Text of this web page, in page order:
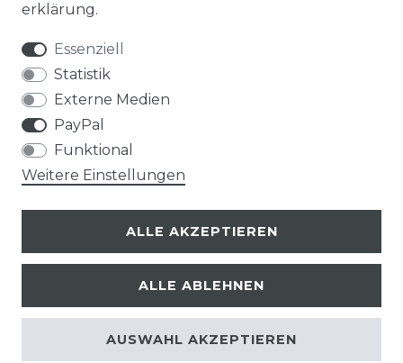
© Copyright 2026 | Alle Rechte vorbehalten.
erklärung.
Essenziell
Statistik
Externe Medien
PayPal
Funktional
Weitere Einstellungen
ALLE AKZEPTIEREN
ALLE ABLEHNEN
AUSWAHL AKZEPTIEREN